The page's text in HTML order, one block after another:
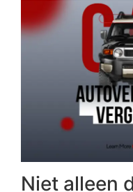
Niet alleen